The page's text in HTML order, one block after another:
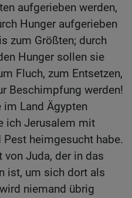
aufgerieben werden,
Hunger aufgerieben
zum Größten; durch
Hunger sollen sie
Fluch, zum Entsetzen,
Beschimpfung werden!
Land Ägypten
ich Jerusalem mit
Pest heimgesucht habe.
von Juda, der in das
ist, um sich dort als
niemand übrig